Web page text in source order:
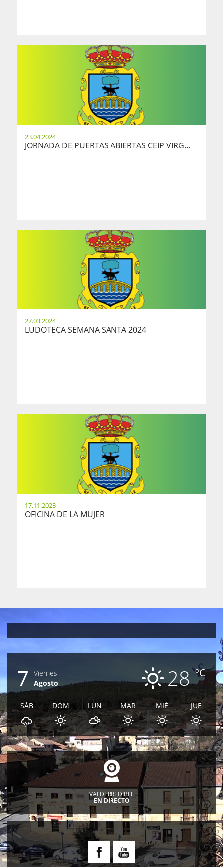
23.04.2024
JORNADA DE PUERTAS ABIERTAS CEIP VIRG...
27.03.2024
LUDOTECA SEMANA SANTA 2024
17.11.2023
OFICINA DE LA MUJER
ºC
28
7
Viernes
Agosto
SÁB DOM LUN MAR MIÉ JUE
VALDERREDIBLE
EN DIRECTO